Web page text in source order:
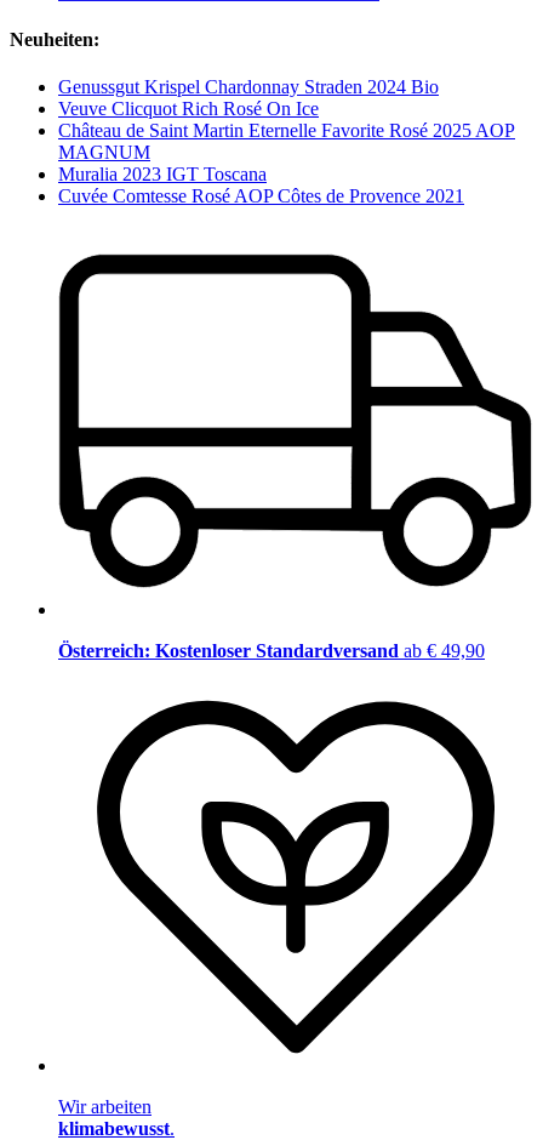
Neuheiten:
Genussgut Krispel Chardonnay Straden 2024 Bio
Veuve Clicquot Rich Rosé On Ice
Château de Saint Martin Eternelle Favorite Rosé 2025 AOP
MAGNUM
Muralia 2023 IGT Toscana
Cuvée Comtesse Rosé AOP Côtes de Provence 2021
Österreich: Kostenloser Standardversand ab € 49,90
Wir arbeiten
klimabewusst.